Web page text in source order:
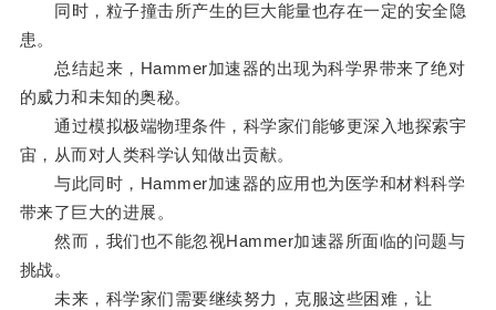
同时，粒子撞击所产生的巨大能量也存在一定的安全隐
患。
总结起来，Hammer加速器的出现为科学界带来了绝对
的威力和未知的奥秘。
通过模拟极端物理条件，科学家们能够更深入地探索宇
宙，从而对人类科学认知做出贡献。
与此同时，Hammer加速器的应用也为医学和材料科学
带来了巨大的进展。
然而，我们也不能忽视Hammer加速器所面临的问题与
挑战。
未来，科学家们需要继续努力，克服这些困难，让